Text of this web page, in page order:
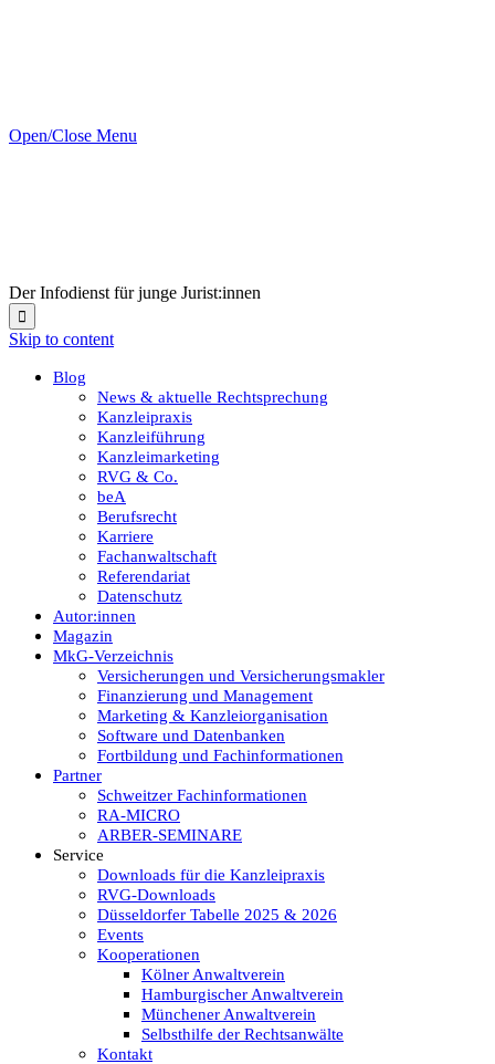
Open/Close Menu
Der Infodienst für junge Jurist:innen

Skip to content
Blog
News & aktuelle Rechtsprechung
Kanzleipraxis
Kanzleiführung
Kanzleimarketing
RVG & Co.
beA
Berufsrecht
Karriere
Fachanwaltschaft
Referendariat
Datenschutz
Autor:innen
Magazin
MkG-Verzeichnis
Versicherungen und Versicherungsmakler
Finanzierung und Management
Marketing & Kanzleiorganisation
Software und Datenbanken
Fortbildung und Fachinformationen
Partner
Schweitzer Fachinformationen
RA-MICRO
ARBER-SEMINARE
Service
Downloads für die Kanzleipraxis
RVG-Downloads
Düsseldorfer Tabelle 2025 & 2026
Events
Kooperationen
Kölner Anwaltverein
Hamburgischer Anwaltverein
Münchener Anwaltverein
Selbsthilfe der Rechtsanwälte
Kontakt